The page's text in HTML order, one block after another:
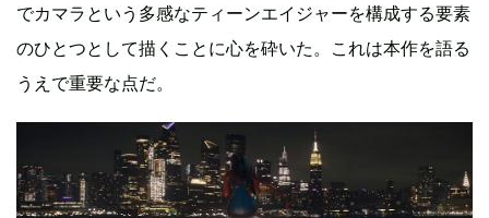
でカマラという多感なティーンエイジャーを構成する要素
のひとつとして描くことに心を砕いた。これは本作を語る
うえで重要な点だ。